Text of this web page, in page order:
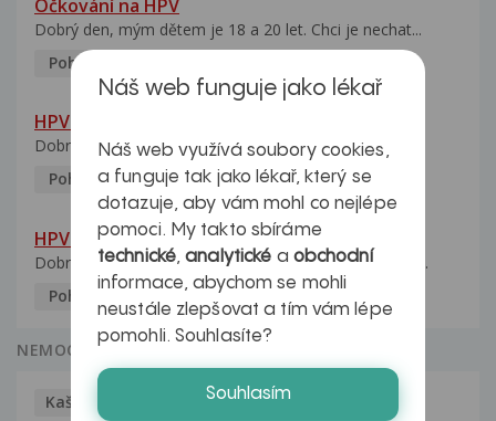
Očkování na HPV
Dobrý den, mým dětem je 18 a 20 let. Chci je nechat...
Pohlavní nemoci
HPV pozitivní manželka
Dobrý den, manželka po xx letech přivezla z Východu...
Pohlavní nemoci
5.10.2023
HPV typ 52 u partnerky
Dobrý deň prajem. Prosím Vás ako sa dá vyliečiť vírus...
Pohlavní nemoci
5.10.2023
NEMOCI
Kašel Alkoholismus
Náš web funguje jako lékař
Náš web využívá soubory cookies,
a funguje tak jako lékař, který se
dotazuje, aby vám mohl co nejlépe
pomoci. My takto sbíráme
technické,analytické a obchodní
informace, abychom se mohli
neustále zlepšovat a tím vám lépe
pomohli. Souhlasíte?
Souhlasím